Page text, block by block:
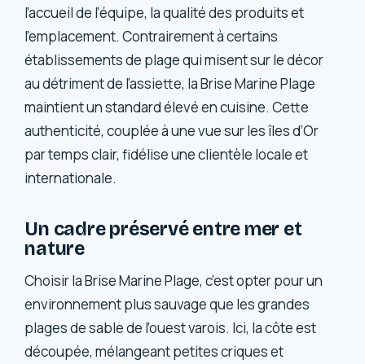
l’accueil de l’équipe, la qualité des produits et
l’emplacement. Contrairement à certains
établissements de plage qui misent sur le décor
au détriment de l’assiette, la Brise Marine Plage
maintient un standard élevé en cuisine. Cette
authenticité, couplée à une vue sur les îles d’Or
par temps clair, fidélise une clientèle locale et
internationale.
Un cadre préservé entre mer et
nature
Choisir la Brise Marine Plage, c’est opter pour un
environnement plus sauvage que les grandes
plages de sable de l’ouest varois. Ici, la côte est
découpée, mélangeant petites criques et